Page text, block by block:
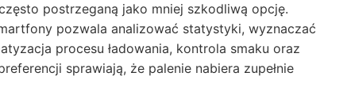
postrzeganą jako mniej szkodliwą opcję.
pozwala analizować statystyki, wyznaczać
procesu ładowania, kontrola smaku oraz
sprawiają, że palenie nabiera zupełnie